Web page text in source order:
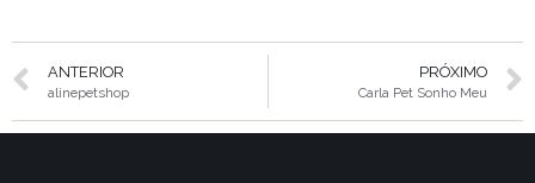
ANTERIOR
alinepetshop
PRÓXIMO
Carla Pet Sonho Meu